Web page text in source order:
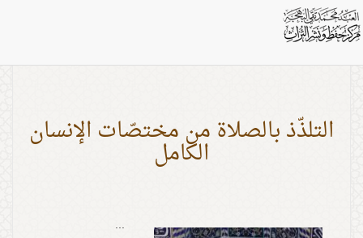
بطاقات: الطيب
التلذّذ بالصلاة من مختصّات الإنسان
الكامل
...